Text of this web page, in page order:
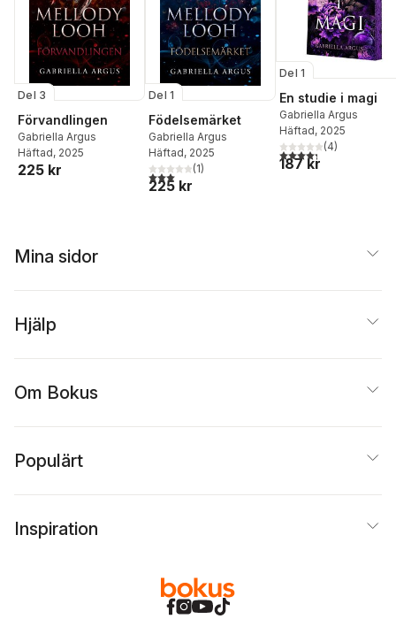
Del 3
Förvandlingen
Gabriella Argus
Häftad, 2025
225 kr
Del 1
Födelsemärket
Gabriella Argus
Häftad, 2025
3,0utav 5 stjärnor. Totalt antal röster:
(1)
225 kr
Del 1
En studie i magi
Gabriella Argus
Häftad, 2025
4,3utav 5 stjärnor.
(4)
187 kr
Mina sidor
Hjälp
Om Bokus
Populärt
Inspiration